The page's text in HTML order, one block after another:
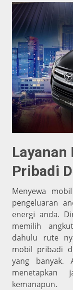
Layanan
Pribadi
Menyewa
pengeluaran
energi anda.
memilih
dahulu rute
mobil pribadi
yang banyak.
menetapkan
kemanapun.